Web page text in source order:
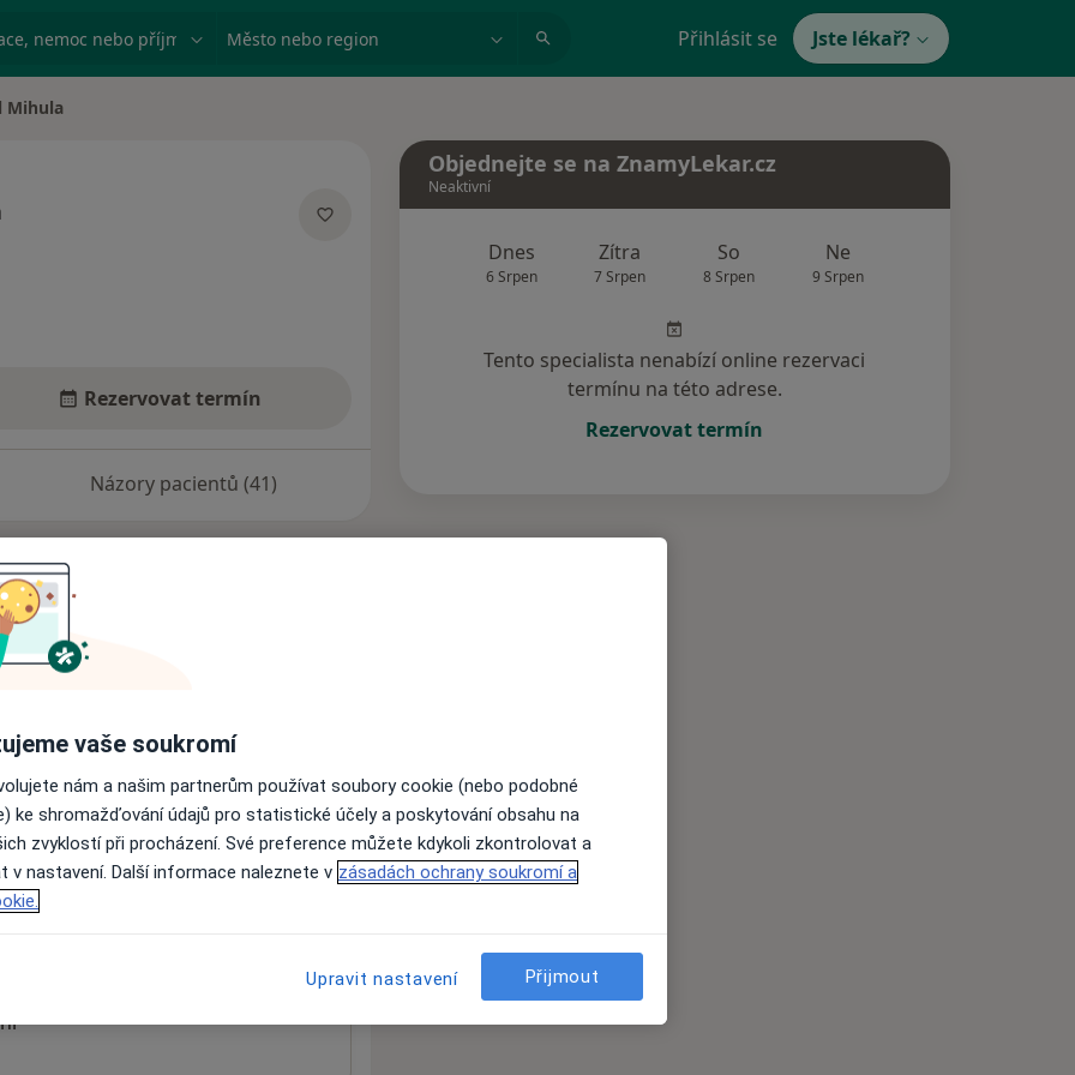
nemoc nebo příjmení Město nebo region Přihlásit se Jste lékař?
Mihula
Rezervovat termín
Názory pacientů (41)
nejsou k dispozici
informace o svých službách.
Objednejte se na ZnamyLekar.cz
Neaktivní
Dnes
6 Srpen
Zítra
7 Srpen
So
8 Srpen
Ne
9 Srpen
Tento specialista nenabízí online rezervaci
termínu na této adrese.
Rezervovat termín
vaše soukromí
nám a našim partnerům používat soubory cookie (nebo podobné
ke shromažďování údajů pro statistické účely a poskytování obsahu na
zvyklostí při procházení. Své preference můžete kdykoli zkontrolovat a
v nastavení. Další informace naleznete v zásadách ochrany soukromí a
Upravit nastavení Přijmout